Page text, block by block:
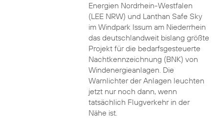
Energien Nordrhein-Westfalen
(LEE NRW) und Lanthan Safe Sky
im Windpark Issum am Niederrhein
das deutschlandweit bislang größte
Projekt für die bedarfsgesteuerte
Nachtkennzeichnung (BNK) von
Windenergieanlagen. Die
Warnlichter der Anlagen leuchten
jetzt nur noch dann, wenn
tatsächlich Flugverkehr in der
Nähe ist.